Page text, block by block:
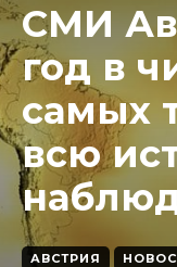
СМИ
год в
самых
всю
АВСТРИЯ